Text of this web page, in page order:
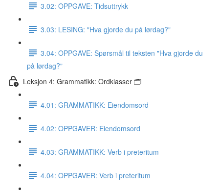
3.02: OPPGAVE: Tidsuttrykk
3.03: LESING: "Hva gjorde du på lørdag?"
3.04: OPPGAVE: Spørsmål til teksten "Hva gjorde du
på lørdag?"
Leksjon 4: Grammatikk: Ordklasser 🗂
4.01: GRAMMATIKK: Eiendomsord
4.02: OPPGAVER: Eiendomsord
4.03: GRAMMATIKK: Verb i preteritum
4.04: OPPGAVER: Verb i preteritum